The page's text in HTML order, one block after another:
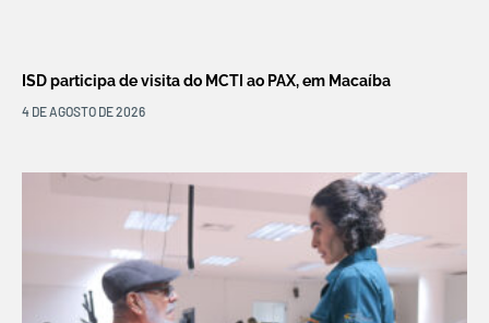
ISD participa de visita do MCTI ao PAX, em Macaíba
4 DE AGOSTO DE 2026